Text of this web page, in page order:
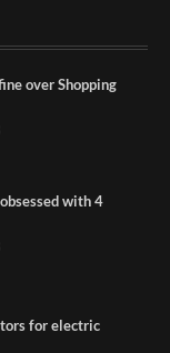
over Shopping
with 4
for electric